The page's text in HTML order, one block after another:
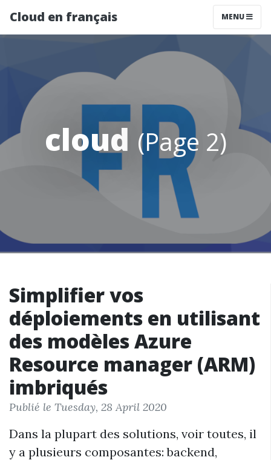
Cloud en français MENU
cloud (Page 2)
Simplifier vos
déploiements en utilisant
des modèles Azure
Resource manager (ARM)
imbriqués
Publié le Tuesday, 28 April 2020
Dans la plupart des solutions, voir toutes, il
y a plusieurs composantes: backend,